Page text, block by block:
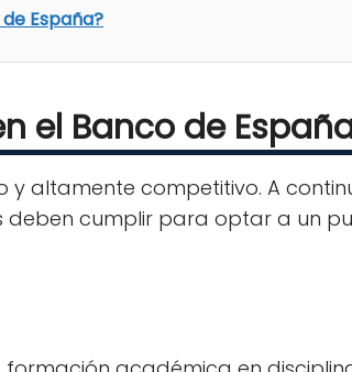
España?
el Banco de
y altamente competitivo. A
deben cumplir para optar a un